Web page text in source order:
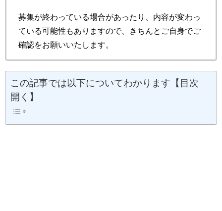
募集が終わっている場合があったり、内容が変わっ
ている可能性もありますので、きちんとご自身でご
確認をお願いいたします。
この記事では以下についてわかります【目次
開く】